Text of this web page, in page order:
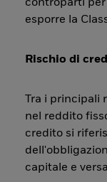
controparti
esporre la
Rischio di
Tra i
nel reddito
credito si
capitale e